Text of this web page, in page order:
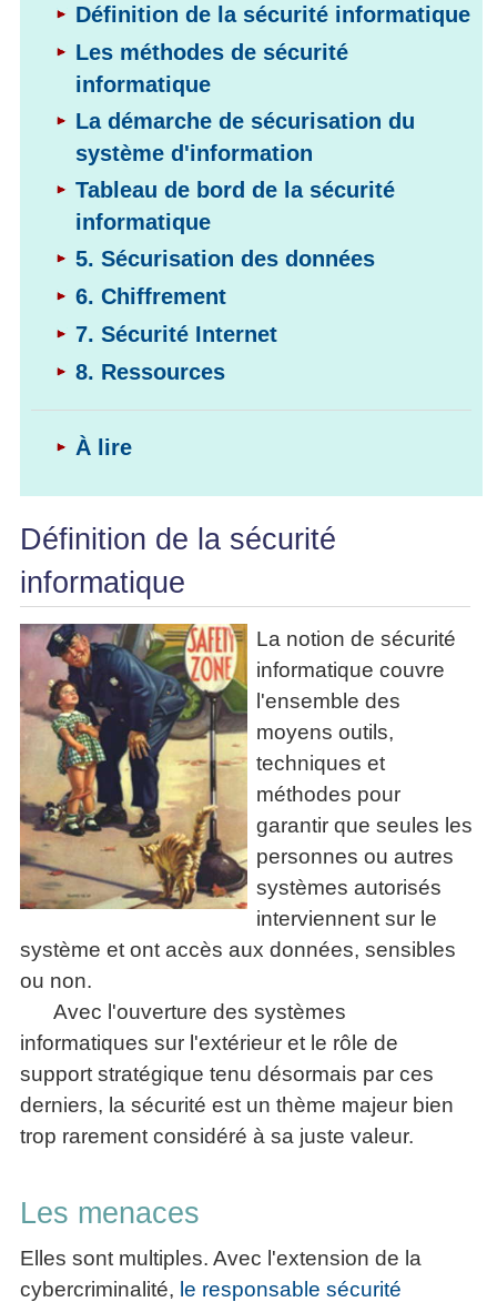
quotidien
Le
Décision
en
équipe
Les
de
décision
Tous
articles
Décider
»»»
les
articles
Comment
Manager
articles
Efficacité
de
Données
Management
Projet
Formation
Entrepreneuriat
articles
Management
PDF
gratuits
PDF
Perfonomique
Tous
les
articles
PDF
gratuits
»»»
Définition de la sécurité informatique
Les méthodes de sécurité
informatique
La démarche de sécurisation du
système d'information
Tableau de bord de la sécurité
informatique
5. Sécurisation des données
6. Chiffrement
7. Sécurité Internet
8. Ressources
À lire
Définition de la sécurité
informatique
La notion de sécurité
informatique couvre
l'ensemble des
moyens outils,
techniques et
méthodes pour
garantir que seules les
personnes ou autres
systèmes autorisés
interviennent sur le
système et ont accès aux données, sensibles
ou non.
Avec l'ouverture des systèmes
informatiques sur l'extérieur et le rôle de
support stratégique tenu désormais par ces
derniers, la sécurité est un thème majeur bien
trop rarement considéré à sa juste valeur.
Les menaces
Elles sont multiples. Avec l'extension de la
cybercriminalité, le responsable sécurité